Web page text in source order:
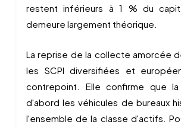
restent inférieurs à 1 % du
demeure largement théorique.
La reprise de la collecte amorcée
les SCPI diversifiées et
contrepoint. Elle confirme que
d'abord les véhicules de bureaux
l'ensemble de la classe d'actifs.